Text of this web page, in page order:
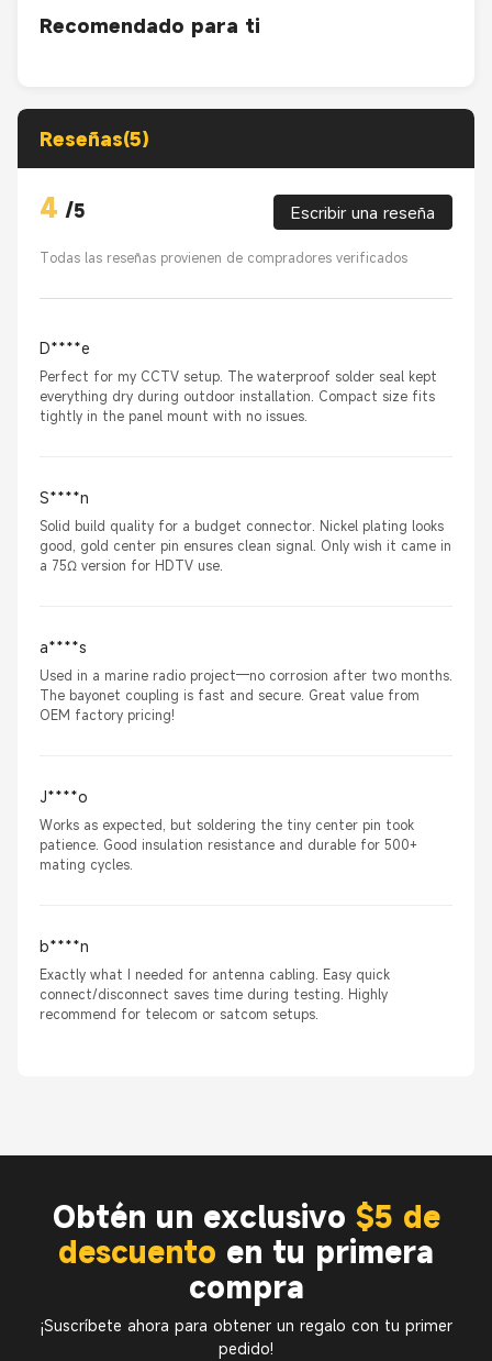
Recomendado para ti
Reseñas(5)
4 /5 Escribir una reseña
Todas las reseñas provienen de compradores verificados
D****e
Perfect for my CCTV setup. The waterproof solder seal kept
everything dry during outdoor installation. Compact size fits
tightly in the panel mount with no issues.
S****n
Solid build quality for a budget connector. Nickel plating looks
good, gold center pin ensures clean signal. Only wish it came in
a 75Ω version for HDTV use.
a****s
Used in a marine radio project—no corrosion after two months.
The bayonet coupling is fast and secure. Great value from
OEM factory pricing!
J****o
Works as expected, but soldering the tiny center pin took
patience. Good insulation resistance and durable for 500+
mating cycles.
b****n
Exactly what I needed for antenna cabling. Easy quick
connect/disconnect saves time during testing. Highly
recommend for telecom or satcom setups.
Obtén un exclusivo $5 de
descuento en tu primera
compra
¡Suscríbete ahora para obtener un regalo con tu primer
pedido!